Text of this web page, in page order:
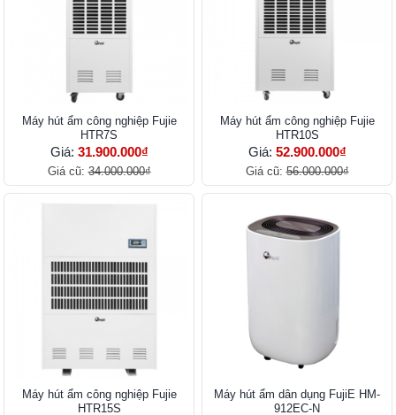
Máy hút ẩm công nghiệp Fujie
HTR7S
Giá: 31.900.000₫
Giá cũ:34.000.000₫
Máy hút ẩm công nghiệp Fujie
HTR10S
Giá: 52.900.000₫
Giá cũ:56.000.000₫
Máy hút ẩm công nghiệp Fujie
HTR15S
Máy hút ẩm dân dụng FujiE HM-
912EC-N